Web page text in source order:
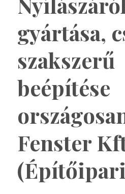
gyártása,
szakszerű
beépítése
Fenster